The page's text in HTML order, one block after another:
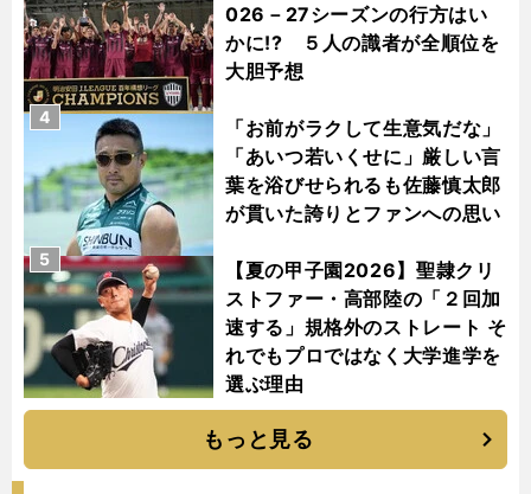
026－27シーズンの行方はい
かに!? ５人の識者が全順位を
大胆予想
「お前がラクして生意気だな」
「あいつ若いくせに」厳しい言
葉を浴びせられるも佐藤慎太郎
が貫いた誇りとファンへの思い
4
【夏の甲子園2026】聖隷クリ
ストファー・高部陸の「２回加
速する」規格外のストレート そ
れでもプロではなく大学進学を
選ぶ理由
5
もっと見る